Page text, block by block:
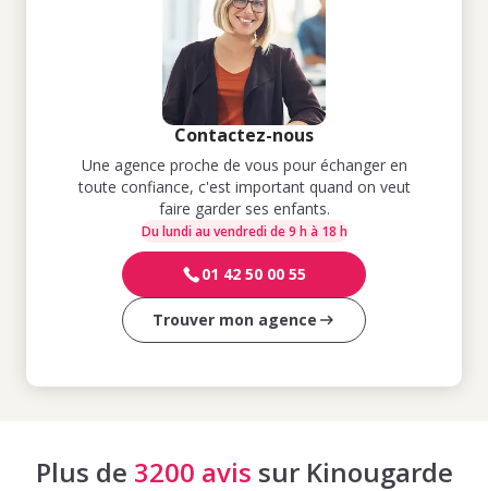
Contactez-nous
Une agence proche de vous pour échanger en
toute confiance, c'est important quand on veut
faire garder ses enfants.
Du lundi au vendredi de 9 h à 18 h
01 42 50 00 55
Trouver mon agence
Plus de 3200 avis sur Kinougarde